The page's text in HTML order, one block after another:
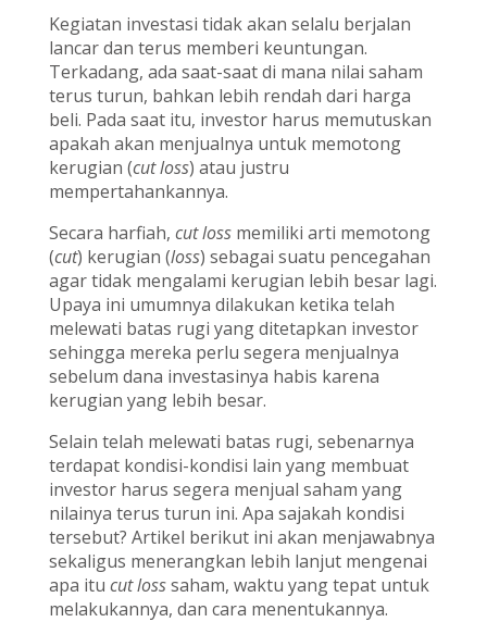
Kegiatan investasi tidak akan selalu berjalan
lancar dan terus memberi keuntungan.
Terkadang, ada saat-saat di mana nilai saham
terus turun, bahkan lebih rendah dari harga
beli. Pada saat itu, investor harus memutuskan
apakah akan menjualnya untuk memotong
kerugian (cut loss) atau justru
mempertahankannya.
Secara harfiah, cut lossmemiliki arti memotong
(cut) kerugian (loss) sebagai suatu pencegahan
agar tidak mengalami kerugian lebih besar lagi.
Upaya ini umumnya dilakukan ketika telah
melewati batas rugi yang ditetapkan investor
sehingga mereka perlu segera menjualnya
sebelum dana investasinya habis karena
kerugian yang lebih besar.
Selain telah melewati batas rugi, sebenarnya
terdapat kondisi-kondisi lain yang membuat
investor harus segera menjual saham yang
nilainya terus turun ini. Apa sajakah kondisi
tersebut? Artikel berikut ini akan menjawabnya
sekaligus menerangkan lebih lanjut mengenai
apa itu cut losssaham, waktu yang tepat untuk
melakukannya, dan cara menentukannya.